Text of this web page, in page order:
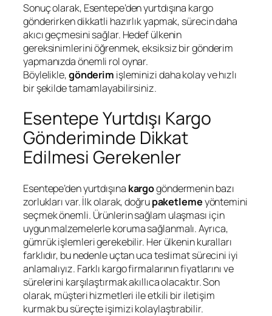
Sonuç olarak, Esentepe’den yurtdışına kargo
gönderirken dikkatli hazırlık yapmak, sürecin daha
akıcı geçmesini sağlar. Hedef ülkenin
gereksinimlerini öğrenmek, eksiksiz bir gönderim
yapmanızda önemli rol oynar.
Böylelikle,gönderim işleminizi daha kolay ve hızlı
bir şekilde tamamlayabilirsiniz.
Esentepe Yurtdışı Kargo
Gönderiminde Dikkat
Edilmesi Gerekenler
Esentepe’den yurtdışına kargogöndermenin bazı
zorlukları var. İlk olarak, doğrupaketlemeyöntemini
seçmek önemli. Ürünlerin sağlam ulaşması için
uygun malzemelerle koruma sağlanmalı. Ayrıca,
gümrük işlemleri gerekebilir. Her ülkenin kuralları
farklıdır, bu nedenle uçtan uca teslimat sürecini iyi
anlamalıyız. Farklı kargo firmalarının fiyatlarını ve
sürelerini karşılaştırmak akıllıca olacaktır. Son
olarak, müşteri hizmetleri ile etkili bir iletişim
kurmak bu süreçte işimizi kolaylaştırabilir.